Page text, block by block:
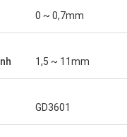
0 ~ 0,7mm
1,5 ~ 11mm
GD3601